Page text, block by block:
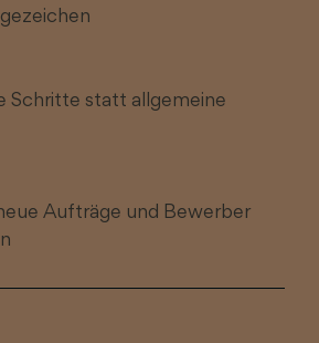
Schritte statt allgemeine
Aufträge und Bewerber